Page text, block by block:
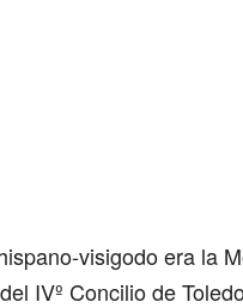
visigodo era la
IVº Concilio de